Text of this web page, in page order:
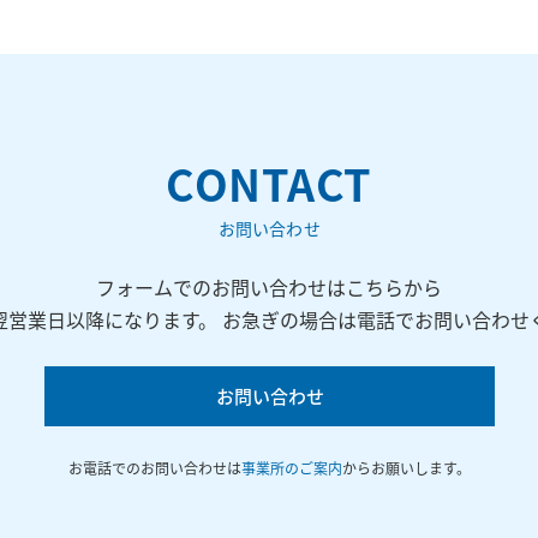
CONTACT
お問い合わせ
フォームでのお問い合わせはこちらから
業日以降になります。 お急ぎの場合は電話でお問い合わせ
お問い合わせ
お電話でのお問い合わせは事業所のご案内からお願いします。